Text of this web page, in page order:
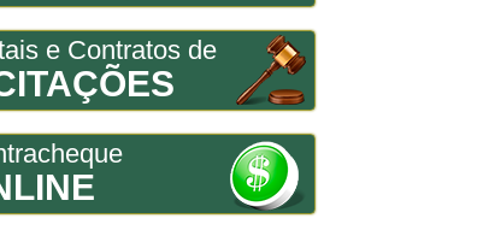
e Contratos de